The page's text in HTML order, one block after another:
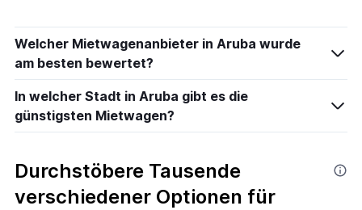
Welcher Mietwagenanbieter in Aruba wurde
am besten bewertet?
In welcher Stadt in Aruba gibt es die
günstigsten Mietwagen?
Durchstöbere Tausende
verschiedener Optionen für